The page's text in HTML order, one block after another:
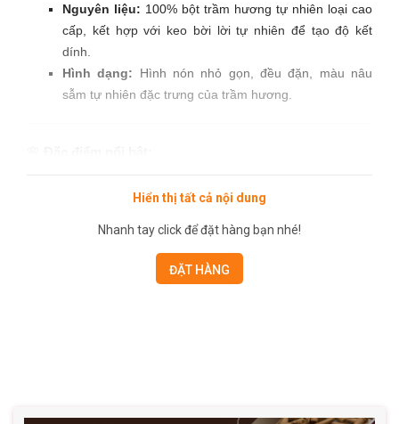
Nguyên liệu: 100% bột trầm hương tự nhiên loại cao
cấp, kết hợp với keo bời lời tự nhiên để tạo độ kết
dính.
Hình dạng: Hình nón nhỏ gọn, đều đặn, màu nâu
sẫm tự nhiên đặc trưng của trầm hương.
Hương thơm:
Hương thơm trầm hương thuần khiết, sâu lắng,
nhẹ nhàng và dễ chịu.
Khi đốt, tỏa hương ngọt dịu, thoảng mùi gỗ quý
mạnh hơn so với các loại trầm thông thường.
Hiển thị tất cả nội dung
Nhanh tay click để đặt hàng bạn nhé!
ĐẶT HÀNG